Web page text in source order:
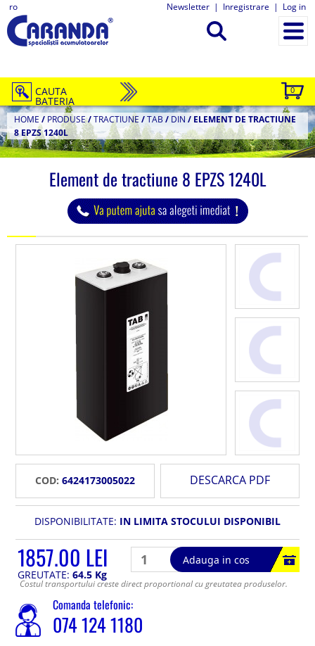
ro Newsletter | Inregistrare | Log in
0
CAUTA
BATERIA
HOME / PRODUSE/TRACTIUNE /TAB / DIN / ELEMENT DE TRACTIUNE
8 EPZS 1240L
Element de tractiune 8 EPZS 1240L
COD: 6424173005022 DESCARCA PDF
DISPONIBILITATE: IN LIMITA STOCULUI DISPONIBIL
1857.00 LEI
Adauga in cos
GREUTATE: 64.5 Kg
Costul transportului creste direct proportional cu greutatea produselor.
Comanda telefonic:
074 124 1180